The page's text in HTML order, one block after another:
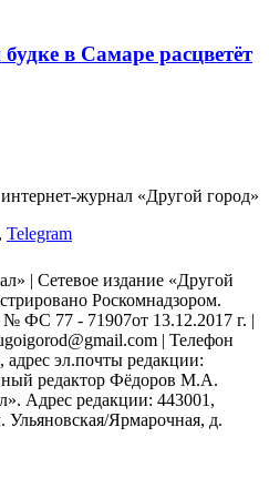
в Самаре расцветёт
журнал «Другой город»
, Telegram
| Сетевое издание «Другой
Роскомнадзором.
ФС 77 - 71907от 13.12.2017 г. |
| Телефон
адрес эл.почты редакции:
редактор Фёдоров М.А.
Адрес редакции: 443001,
Ульяновская/Ярмарочная, д.